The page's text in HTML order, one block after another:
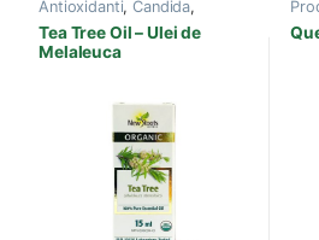
Antioxidanti,Candida,
Produse New Roots ,
imunitar
Tea Tree Oil – Ulei de
Melaleuca